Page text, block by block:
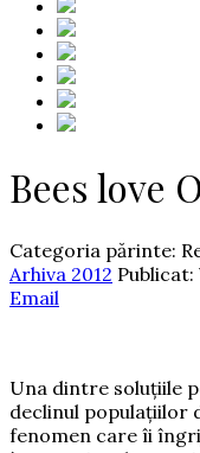
Bees love
Categoria părinte:
Arhiva 2012 Publicat:
Email
Una dintre soluţiile
declinul populaţiilor
fenomen care îi